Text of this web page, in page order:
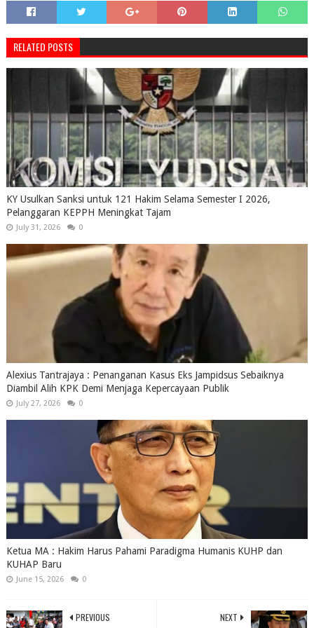
RELATED POSTS
KY Usulkan Sanksi untuk 121 Hakim Selama Semester I 2026,
Pelanggaran KEPPH Meningkat Tajam
July 31, 2026 0
Alexius Tantrajaya : Penanganan Kasus Eks Jampidsus Sebaiknya
Diambil Alih KPK Demi Menjaga Kepercayaan Publik
July 27, 2026 0
Ketua MA : Hakim Harus Pahami Paradigma Humanis KUHP dan
KUHAP Baru
June 15, 2026 0
NEXT
PREVIOUS